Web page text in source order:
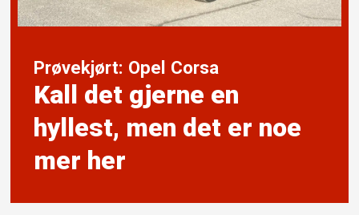
Prøvekjørt: Opel Corsa
Kall det gjerne en
hyllest, men det er noe
mer her